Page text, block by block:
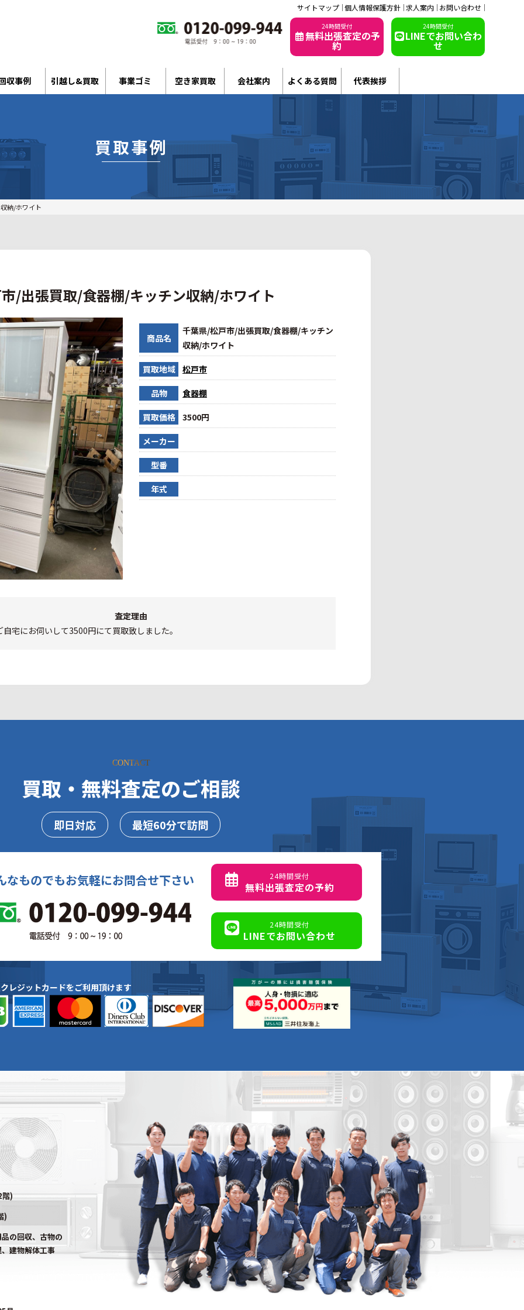
サイトマップ 個人情報保護方針 求人案内 お問い合わせ
24時間受付
無料出張査定の予
約
24時間受付
LINEでお問い合わ
せ
収事例 引越し&買取 事業ゴミ 空き家買取 会社案内 よくある質問 代表挨拶
買取事例
納/ホワイト
/出張買取/食器棚/キッチン収納/ホワイト
商品名
千葉県/松戸市/出張買取/食器棚/キッチン
収納/ホワイト
買取地域 松戸市
品物 食器棚
買取価格 3500円
メーカー
型番
年式
査定理由
宅にお伺いして3500円にて買取致しました。
CONTACT
買取・無料査定のご相談
即日対応 最短60分で訪問
なものでもお気軽にお問合せ下さい 24時間受付
無料出張査定の予約
24時間受付
LINEでお問い合わせ
レジットカードをご利用頂けます
)
)
の回収、古物の
建物解体工事